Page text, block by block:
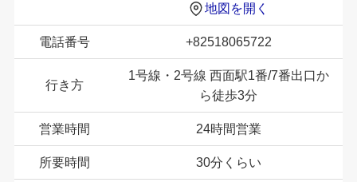
地図を開く
電話番号 +82518065722
行き方
1号線・2号線 西面駅1番/7番出口か
ら徒歩3分
営業時間 24時間営業
所要時間 30分くらい